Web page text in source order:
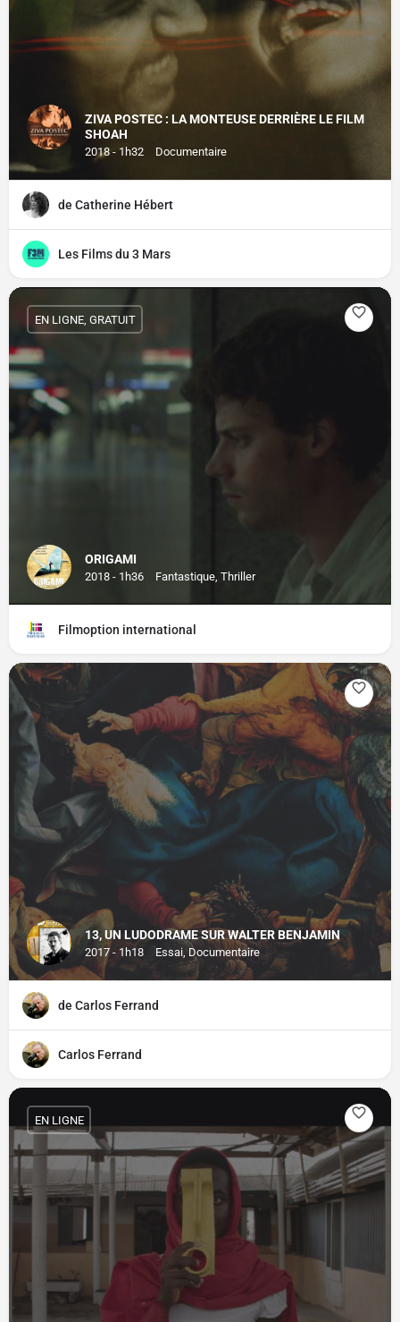
ZIVA POSTEC : LA MONTEUSE DERRIÈRE LE FILM
SHOAH
2018 - 1h32 Documentaire
de Catherine Hébert
Les Films du 3 Mars
ORIGAMI
2018 - 1h36 Fantastique, Thriller
EN LIGNE, GRATUIT
Filmoption international
13, UN LUDODRAME SUR WALTER BENJAMIN
2017 - 1h18 Essai, Documentaire
de Carlos Ferrand
Carlos Ferrand
EN LIGNE